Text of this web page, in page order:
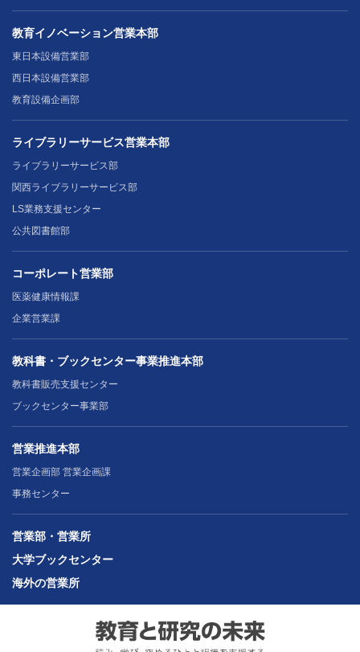
教育イノベーション営業本部
東日本設備営業部
西日本設備営業部
教育設備企画部
ライブラリーサービス営業本部
ライブラリーサービス部
関西ライブラリーサービス部
LS業務支援センター
公共図書館部
コーポレート営業部
医薬健康情報課
企業営業課
教科書・ブックセンター事業推進本部
教科書販売支援センター
ブックセンター事業部
営業推進本部
営業企画部 営業企画課
事務センター
営業部・営業所
大学ブックセンター
海外の営業所